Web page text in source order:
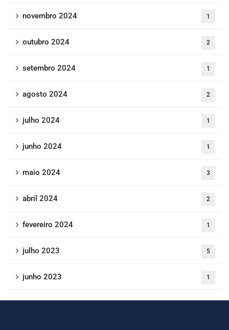
novembro 2024 1
outubro 2024 2
setembro 2024 1
agosto 2024 2
julho 2024 1
junho 2024 1
maio 2024 3
abril 2024 2
fevereiro 2024 1
julho 2023 5
junho 2023 1